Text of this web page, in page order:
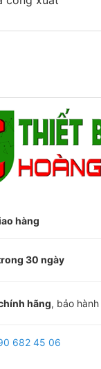
hàng
30 ngày
hãng, bảo hành
682 45 06